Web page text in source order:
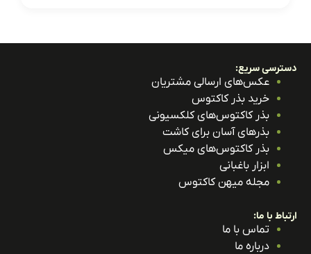
سریع:
عکس‌های ارسالی مشتریان
خرید بذر کاکتوس
بذر کاکتوس‌های کلکسیونی
بذرهای آسان برای کاشت
بذر کاکتوس‌های میکس
ابزار باغبانی
مجله میهن کاکتوس
با ما:
تماس با ما
درباره ما